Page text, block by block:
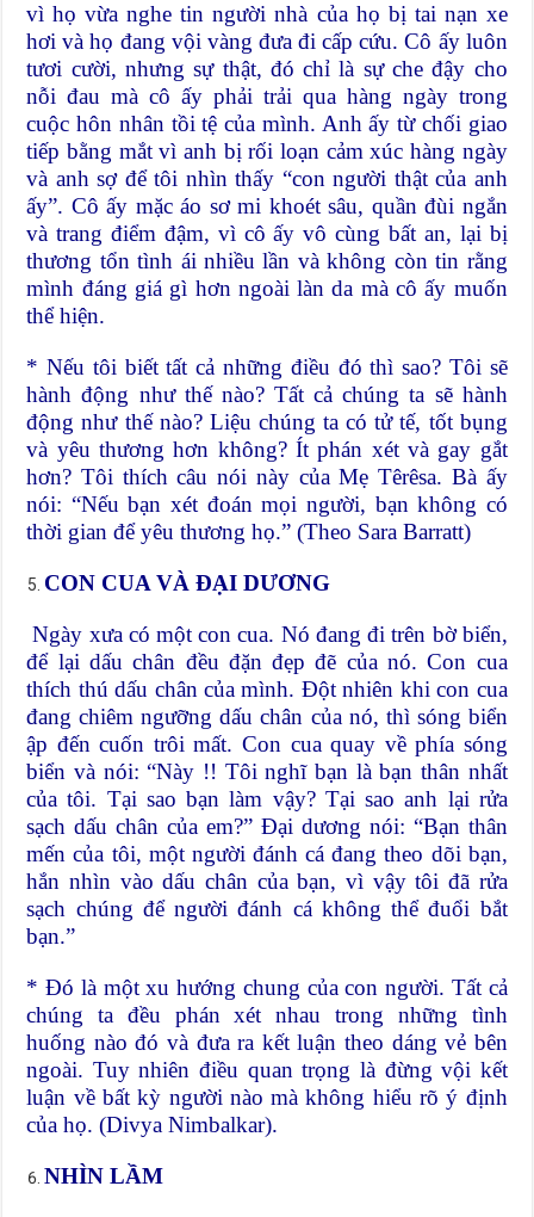
vì họ vừa nghe tin người nhà của họ bị tai nạn xe
hơi và họ đang vội vàng đưa đi cấp cứu. Cô ấy luôn
tươi cười, nhưng sự thật, đó chỉ là sự che đậy cho
nỗi đau mà cô ấy phải trải qua hàng ngày trong
cuộc hôn nhân tồi tệ của mình. Anh ấy từ chối giao
tiếp bằng mắt vì anh bị rối loạn cảm xúc hàng ngày
và anh sợ để tôi nhìn thấy “con người thật của anh
ấy”. Cô ấy mặc áo sơ mi khoét sâu, quần đùi ngắn
và trang điểm đậm, vì cô ấy vô cùng bất an, lại bị
thương tổn tình ái nhiều lần và không còn tin rằng
mình đáng giá gì hơn ngoài làn da mà cô ấy muốn
thể hiện.
* Nếu tôi biết tất cả những điều đó thì sao? Tôi sẽ
hành động như thế nào? Tất cả chúng ta sẽ hành
động như thế nào? Liệu chúng ta có tử tế, tốt bụng
và yêu thương hơn không? Ít phán xét và gay gắt
hơn? Tôi thích câu nói này của Mẹ Têrêsa. Bà ấy
nói: “Nếu bạn xét đoán mọi người, bạn không có
thời gian để yêu thương họ.” (Theo Sara Barratt)
CON CUA VÀ ĐẠI DƯƠNG
Ngày xưa có một con cua. Nó đang đi trên bờ biển,
để lại dấu chân đều đặn đẹp đẽ của nó. Con cua
thích thú dấu chân của mình. Đột nhiên khi con cua
đang chiêm ngưỡng dấu chân của nó, thì sóng biển
ập đến cuốn trôi mất. Con cua quay về phía sóng
biển và nói: “Này !! Tôi nghĩ bạn là bạn thân nhất
của tôi. Tại sao bạn làm vậy? Tại sao anh lại rửa
sạch dấu chân của em?” Đại dương nói: “Bạn thân
mến của tôi, một người đánh cá đang theo dõi bạn,
hắn nhìn vào dấu chân của bạn, vì vậy tôi đã rửa
sạch chúng để người đánh cá không thể đuổi bắt
bạn.”
* Đó là một xu hướng chung của con người. Tất cả
chúng ta đều phán xét nhau trong những tình
huống nào đó và đưa ra kết luận theo dáng vẻ bên
ngoài. Tuy nhiên điều quan trọng là đừng vội kết
luận về bất kỳ người nào mà không hiểu rõ ý định
của họ. (Divya Nimbalkar).
NHÌN LẦM